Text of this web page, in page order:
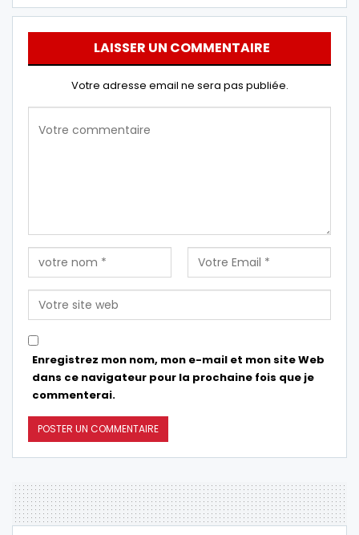
LAISSER UN COMMENTAIRE
Votre adresse email ne sera pas publiée.
Enregistrez mon nom, mon e-mail et mon site Web
dans ce navigateur pour la prochaine fois que je
commenterai.